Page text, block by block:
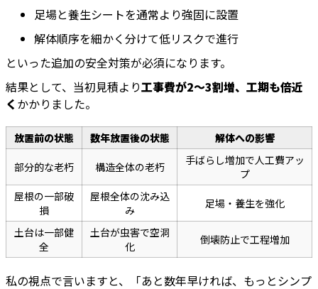
足場と養生シートを通常より強固に設置
解体順序を細かく分けて低リスクで進行
といった追加の安全対策が必須になります。
結果として、当初見積より工事費が2〜3割増、工期も倍近
く かかりました。
放置前の状態 数年放置後の状態 解体への影響
部分的な老朽 構造全体の老朽
手ばらし増加で人工費アッ
プ
屋根の一部破
損
屋根全体の沈み込
み
足場・養生を強化
土台は一部健
全
土台が虫害で空洞
化
倒壊防止で工程増加
私の視点で言いますと、「あと数年早ければ、もっとシンプ